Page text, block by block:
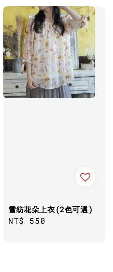
雪紡花朵上衣(2色可選)
Regular
NT$ 550